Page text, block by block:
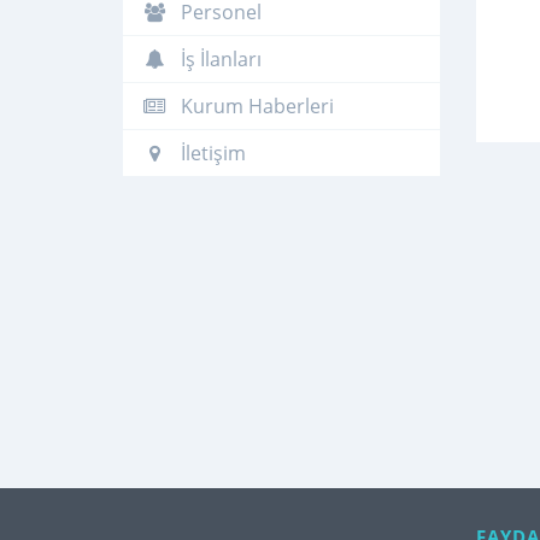
Personel
İş İlanları
Kurum Haberleri
İletişim